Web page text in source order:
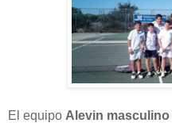
El equipo Alevin masculino